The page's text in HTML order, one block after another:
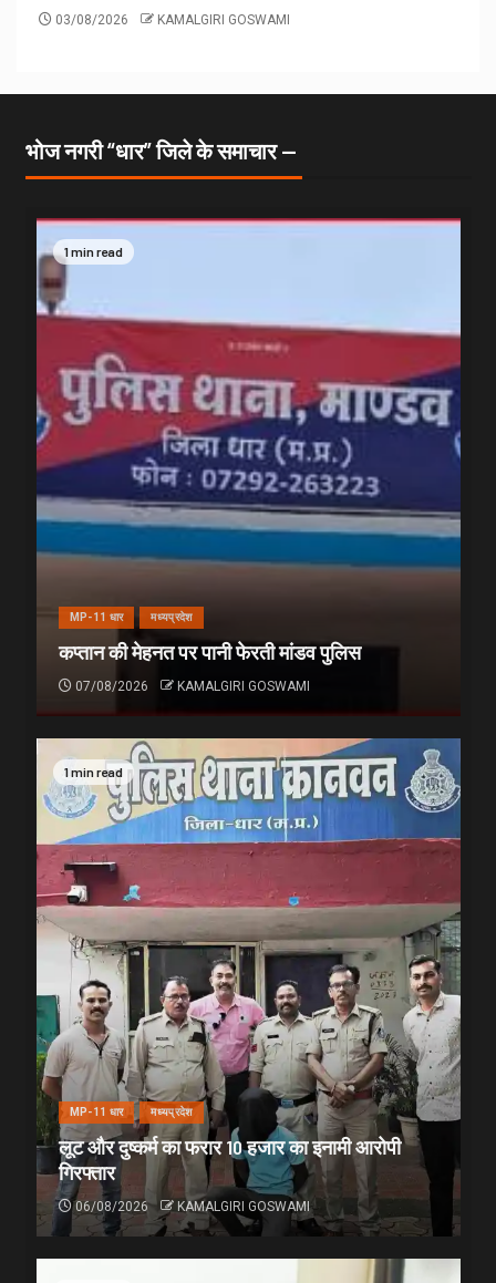
03/08/2026 KAMALGIRI GOSWAMI
भोज नगरी “धार” जिले के समाचार —
1 min read
MP-11 धार मध्यप्रदेश
कप्तान की मेहनत पर पानी फेरती मांडव पुलिस
07/08/2026 KAMALGIRI GOSWAMI
1 min read
MP-11 धार मध्यप्रदेश
लूट और दुष्कर्म का फरार 10 हजार का इनामी आरोपी
गिरफ्तार
06/08/2026 KAMALGIRI GOSWAMI